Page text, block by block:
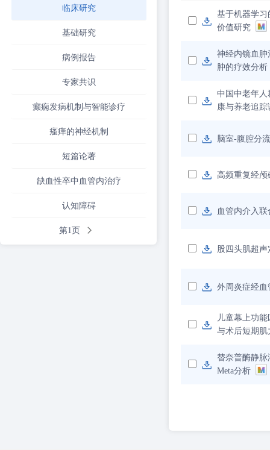
临床研究
基础研究
病例报告
专家共识
癫痫发病机制与智能诊疗
瘙痒的神经机制
短篇论著
缺血性卒中血管内治疗
认知障碍
第1页
基于机器学习
价值研究
神经内镜血
肿的疗效分析
中国中老年
康与养老追
脑室-腹腔分
高频重复经
血管内介入
股四头肌超
外周炎症经
儿童幕上功
与术后短期
替奈普酶静
Meta分析